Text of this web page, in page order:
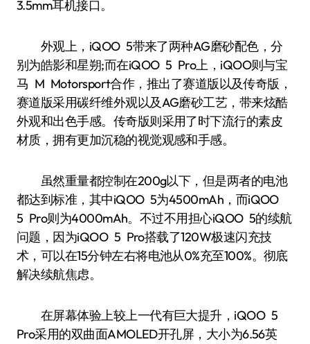
3.5mm耳机接口。
外观上，iQOO 5带来了两种AG磨砂配色，分
别为皓影和星朔;而在iQOO 5 Pro上，iQOO则与宝
马 M Motorsport合作，推出了赛道版以及传奇版，
赛道版采用碳纤维外观以及AG磨砂工艺，带来炫酷
外观和出色手感。传奇版则采用了时下流行的素皮
材质，拥有更加沉稳的视觉观感和手感。
虽然重量都控制在200g以下，但是两者的电池
都达到标准，其中iQOO 5为4500mAh，而iQOO
5 Pro则为4000mAh。不过不用担心iQOO 5的续航
问题，因为iQOO 5 Pro搭载了120W极速闪充技
术，可以在15分钟左右将电池从0%充至100%。彻底
解决续航焦虑。
在屏幕体验上较上一代有巨大提升，iQOO 5
Pro采用的双曲面AMOLED开孔屏，大小为6.56英